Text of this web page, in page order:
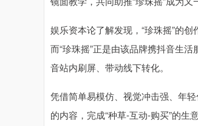
娱乐资本论了解发现，“珍珠摇”的
而“珍珠摇”正是由该品牌携抖音生
音站内刷屏、带动线下转化。
凭借简单易模仿、视觉冲击强、年
的内容，完成“种草-互动-购买”的生